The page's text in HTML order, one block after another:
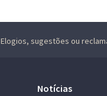
Elogios, sugestões ou
Notícias